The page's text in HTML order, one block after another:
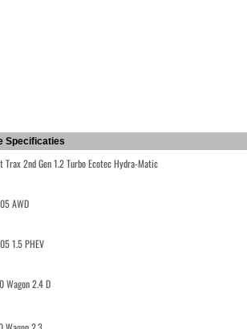
Specificaties
Trax 2nd Gen 1.2 Turbo Ecotec Hydra-Matic
AWD
1.5 PHEV
Wagon 2.4 D